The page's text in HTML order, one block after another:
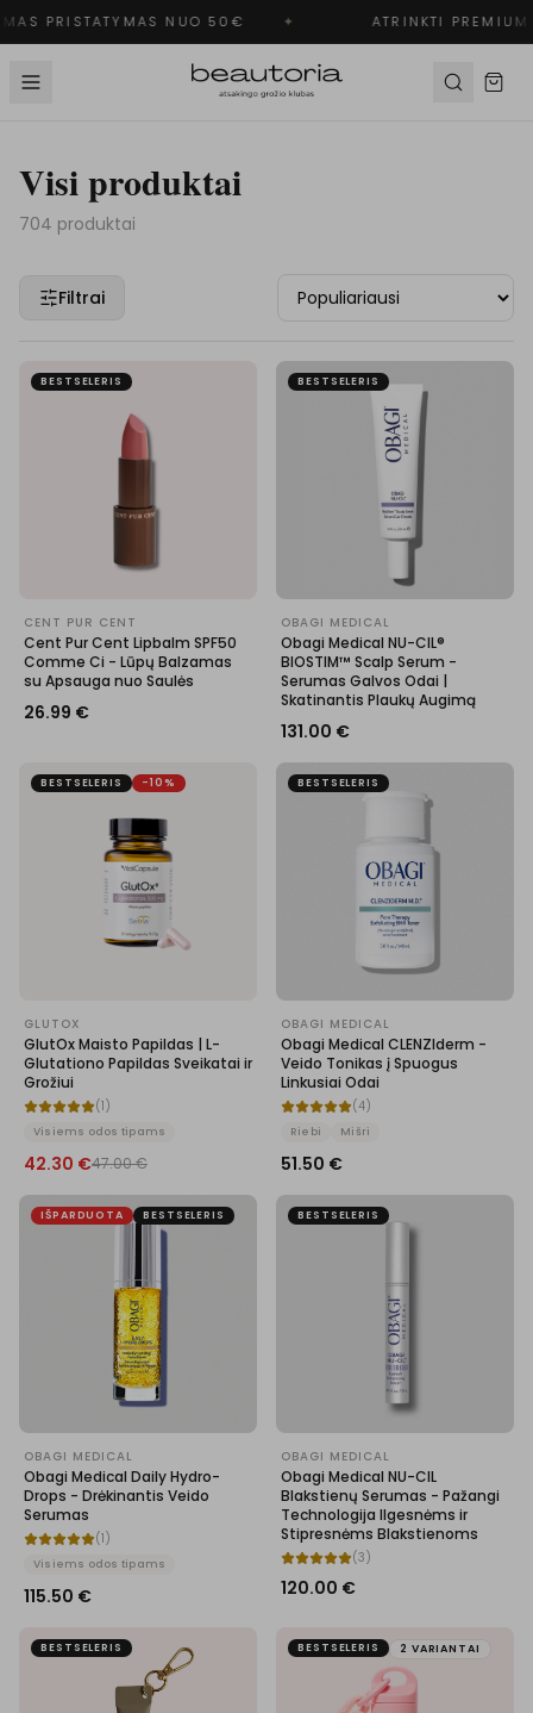
PRISTATYMAS NUO 50€ ATRINKTI PREMIUM
Visi produktai
704 produktai
Filtrai
BESTSELERIS
CENT PUR CENT
Cent Pur Cent Lipbalm SPF50
Comme Ci - Lūpų Balzamas
su Apsauga nuo Saulės
26.99 €
BESTSELERIS
OBAGI MEDICAL
Obagi Medical NU-CIL®
BIOSTIM™ Scalp Serum -
Serumas Galvos Odai |
Skatinantis Plaukų Augimą
131.00 €
BESTSELERIS -10%
GLUTOX
GlutOx Maisto Papildas | L-
Glutationo Papildas Sveikatai ir
Grožiui
(1 )
Visiems odos tipams
42.30 €47.00€
BESTSELERIS
OBAGI MEDICAL
Obagi Medical CLENZIderm -
Veido Tonikas į Spuogus
Linkusiai Odai
(4)
Riebi Mišri
51.50 €
IŠPARDUOTA BESTSELERIS
OBAGI MEDICAL
Obagi Medical Daily Hydro-
Drops - Drėkinantis Veido
Serumas
(1 )
Visiems odos tipams
115.50 €
BESTSELERIS
OBAGI MEDICAL
Obagi Medical NU-CIL
Blakstienų Serumas - Pažangi
Technologija Ilgesnėms ir
Stipresnėms Blakstienoms
(3 )
120.00 €
BESTSELERIS BESTSELERIS 2 VARIANTAI